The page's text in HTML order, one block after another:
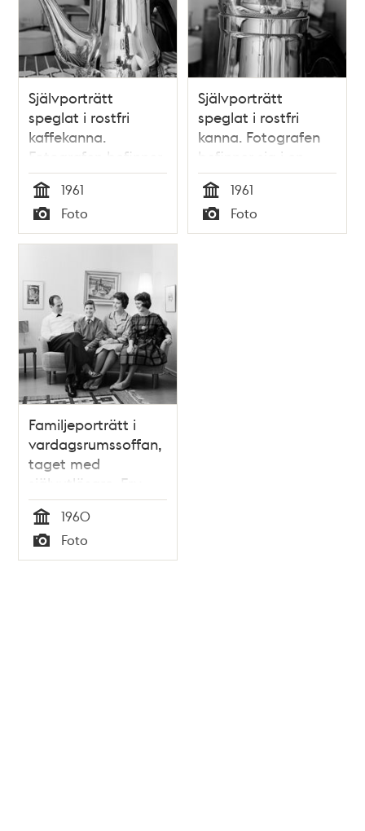
Självporträtt
speglat i rostfri
kaffekanna.
Fotografen befinner
sig i en köksinteriör
Tid
1961
Typ
Foto
Självporträtt
speglat i rostfri
kanna. Fotografen
befinner sig i en
köksinteriör, som
också speglas i
kannan
Tid
1961
Typ
Foto
Familjeporträtt i
vardagsrumssoffan,
taget med
självutlösare. Fr.v.
Herbert Lindgren,
Mats Lindgren,
Maud Lindgren och
Ingvor Lindgren
Tid
1960
Typ
Foto